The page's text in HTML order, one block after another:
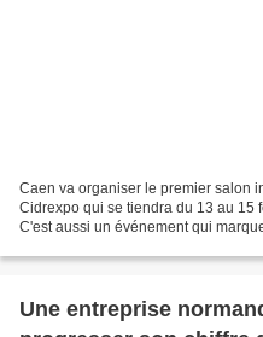
Caen va organiser le premier salon
Cidrexpo qui se tiendra du 13 au 15
C'est aussi un événement qui
Une entreprise